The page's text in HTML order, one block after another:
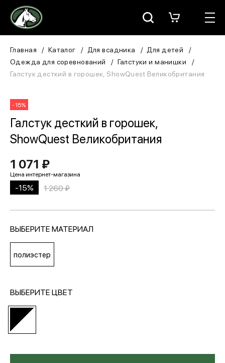
Москва
Для всадника
В конюшню
ЗООТОВАРЫ
Для собаки
Сувениры/Подарки
МЕДИА
ПОКУПАТЕЛЯМ
ОПЛАТА И ДОСТАВКА
Вход в личный кабинет
Главная Каталог Для всадника
Для детей
Одежда для соревнований
Галстуки и манишки
Галстук десткий в горошек, ShowQuest Великобритания
-15%
Галстук десткий в горошек,
ShowQuest Великобритания
1 071 ₽
-15% 1 260 ₽
ВЫБЕРИТЕ МАТЕРИАЛ
полиэстер
ВЫБЕРИТЕ ЦВЕТ